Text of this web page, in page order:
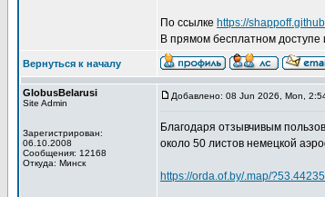
По ссылке https://
В прямом бесплатном
Вернуться к началу
GlobusBelarusi
Site Admin
Зарегистрирован:
06.10.2008
Сообщения: 12168
Откуда: Минск
Добавлено: 08 Jun 2026, Mon,
Благодаря отзывчивым
около 50 листов немецкой
https://orda.of.by/.map/